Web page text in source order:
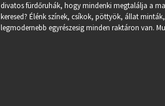
divatos fürdőruhák, hogy mindenki megtalálja a
keresed? Élénk színek, csíkok, pöttyök, állat
legmodernebb egyrészesig minden raktáron van.